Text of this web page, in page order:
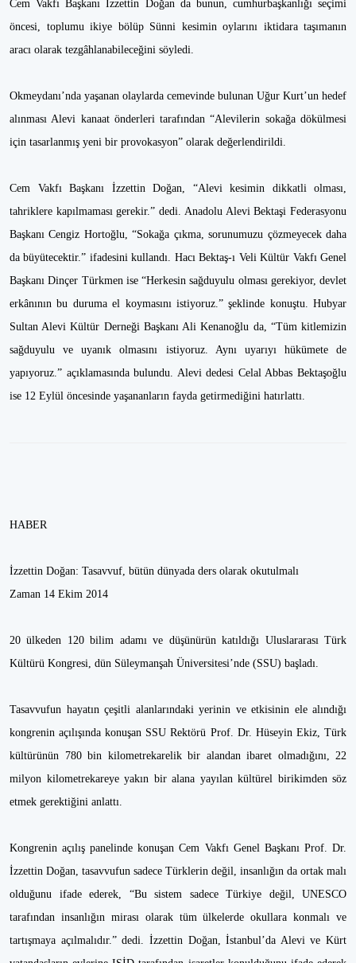
Cem Vakfı Başkanı İzzettin Doğan da bunun, cumhurbaşkanlığı seçimi
öncesi, toplumu ikiye bölüp Sünni kesimin oylarını iktidara taşımanın
aracı olarak tezgâhlanabileceğini söyledi.
Okmeydanı’nda yaşanan olaylarda cemevinde bulunan Uğur Kurt’un hedef
alınması Alevi kanaat önderleri tarafından “Alevilerin sokağa dökülmesi
için tasarlanmış yeni bir provokasyon” olarak değerlendirildi.
Cem Vakfı Başkanı İzzettin Doğan, “Alevi kesimin dikkatli olması,
tahriklere kapılmaması gerekir.” dedi. Anadolu Alevi Bektaşi Federasyonu
Başkanı Cengiz Hortoğlu, “Sokağa çıkma, sorunumuzu çözmeyecek daha
da büyütecektir.” ifadesini kullandı. Hacı Bektaş-ı Veli Kültür Vakfı Genel
Başkanı Dinçer Türkmen ise “Herkesin sağduyulu olması gerekiyor, devlet
erkânının bu duruma el koymasını istiyoruz.” şeklinde konuştu. Hubyar
Sultan Alevi Kültür Derneği Başkanı Ali Kenanoğlu da, “Tüm kitlemizin
sağduyulu ve uyanık olmasını istiyoruz. Aynı uyarıyı hükümete de
yapıyoruz.” açıklamasında bulundu. Alevi dedesi Celal Abbas Bektaşoğlu
ise 12 Eylül öncesinde yaşananların fayda getirmediğini hatırlattı.
HABER
İzzettin Doğan: Tasavvuf, bütün dünyada ders olarak okutulmalı
Zaman 14 Ekim 2014
20 ülkeden 120 bilim adamı ve düşünürün katıldığı Uluslararası Türk
Kültürü Kongresi, dün Süleymanşah Üniversitesi’nde (SSU) başladı.
Tasavvufun hayatın çeşitli alanlarındaki yerinin ve etkisinin ele alındığı
kongrenin açılışında konuşan SSU Rektörü Prof. Dr. Hüseyin Ekiz, Türk
kültürünün 780 bin kilometrekarelik bir alandan ibaret olmadığını, 22
milyon kilometrekareye yakın bir alana yayılan kültürel birikimden söz
etmek gerektiğini anlattı.
Kongrenin açılış panelinde konuşan Cem Vakfı Genel Başkanı Prof. Dr.
İzzettin Doğan, tasavvufun sadece Türklerin değil, insanlığın da ortak malı
olduğunu ifade ederek, “Bu sistem sadece Türkiye değil, UNESCO
tarafından insanlığın mirası olarak tüm ülkelerde okullara konmalı ve
tartışmaya açılmalıdır.” dedi. İzzettin Doğan, İstanbul’da Alevi ve Kürt